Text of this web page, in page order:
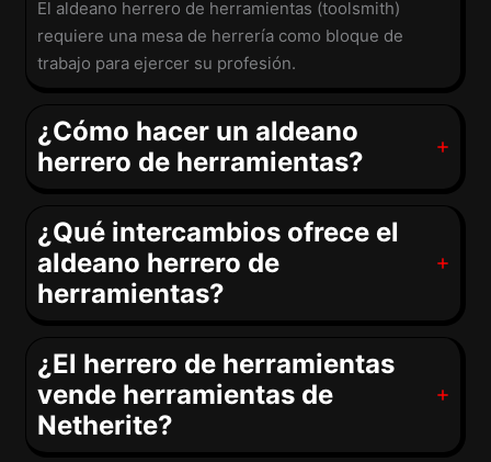
El aldeano herrero de herramientas (toolsmith)
requiere una mesa de herrería como bloque de
trabajo para ejercer su profesión.
¿Cómo hacer un aldeano
herrero de herramientas?
¿Qué intercambios ofrece el
aldeano herrero de
herramientas?
¿El herrero de herramientas
vende herramientas de
Netherite?